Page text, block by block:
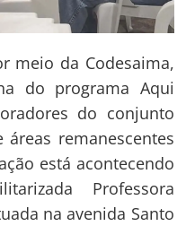
meio da Codesaima,
do programa Aqui
do conjunto
remanescentes
está acontecendo
Professora
na avenida Santo